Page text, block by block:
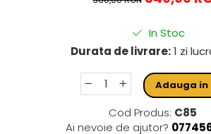
In Stoc
Durata de livrare:1 zi
Adauga in
Cod Produs: C85
Ai nevoie de ajutor?